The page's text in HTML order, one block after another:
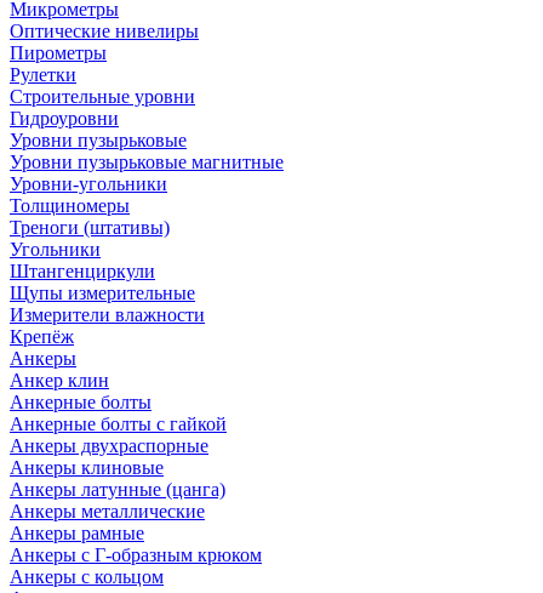
Микрометры
Оптические нивелиры
Пирометры
Рулетки
Строительные уровни
Гидроуровни
Уровни пузырьковые
Уровни пузырьковые магнитные
Уровни-угольники
Толщиномеры
Треноги (штативы)
Угольники
Штангенциркули
Щупы измерительные
Измерители влажности
Крепёж
Анкеры
Анкер клин
Анкерные болты
Анкерные болты с гайкой
Анкеры двухраспорные
Анкеры клиновые
Анкеры латунные (цанга)
Анкеры металлические
Анкеры рамные
Анкеры с Г-образным крюком
Анкеры с кольцом